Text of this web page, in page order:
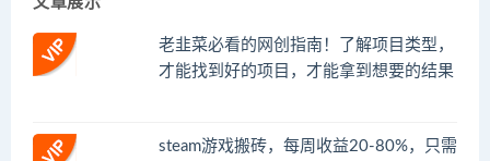
老韭菜必看的网创指南！了解项目类型，
才能找到好的项目，才能拿到想要的结果
steam游戏搬砖，每周收益20-80%，只需